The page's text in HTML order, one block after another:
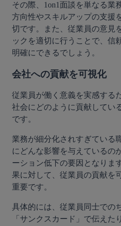
その際、1on1面談を単なる業
方向性やスキルアップの支援
切です。また、従業員の意見
ックを適切に行うことで、信
明確にできるでしょう。
会社への貢献を可視化
従業員が働く意義を実感する
社会にどのように貢献してい
です。
業務が細分化されすぎている
にどんな影響を与えているの
ーション低下の要因となりま
果に対して、従業員の貢献を
重要です。
具体的には、従業員同士での
「サンクスカード」で伝え